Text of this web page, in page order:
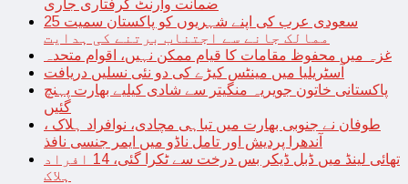
ضمانت وارنٹ گرفتاری جاری
سعودی عرب کی اپنے شہریوں کو پاکستان سمیت 25
ممالک جانے سے اجتناب برتنے کی ہدایت
غزہ میں محفوظ مقامات کا قیام ممکن نہیں، اقوام متحدہ
آسٹریلیا میں مینٹس کیڑے کی دو نئی نسلیں دریافت
پاکستانی خاتون جویریہ منگیتر سے شادی کیلیے بھارت پہنچ
گئیں
طوفان نے جنوبی بھارت میں تباہی مچادی، نوافراد ہلاک ،
آندھرا پردیش اور تامل ناڈو میں ایمر جنسی نافذ
تھائی لینڈ میں ڈبل ڈیکر بس درخت سے ٹکرا گئی، 14 افراد
ہلاک